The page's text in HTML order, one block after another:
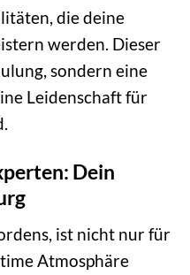
die deine
werden. Dieser
sondern eine
Leidenschaft für
Dein
ist nicht nur für
Atmosphäre